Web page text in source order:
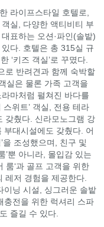
라이프스타일 호텔로,
실, 다양한 액티비티 부
표하는 오션·파인(솔밭)
다. 호텔은 총 315실 규
‘키즈 객실’로 꾸몄다.
로 반려견과 함께 숙박할
실은 물론 가족 고객을
마처럼 펼쳐진 바다를
위트’ 객실, 전용 테라
갖췄다. 신라모노그램 강
부대시설에도 갖췄다. 어
을 조성했으며, 친구 및
’뿐 아니라, 몰입감 있는
룸‘과 골프 고객을 위한
레저 경험을 제공한다.
이닝 시설, 싱그러운 솔밭
충전을 위한 럭셔리 스파
즐길 수 있다.